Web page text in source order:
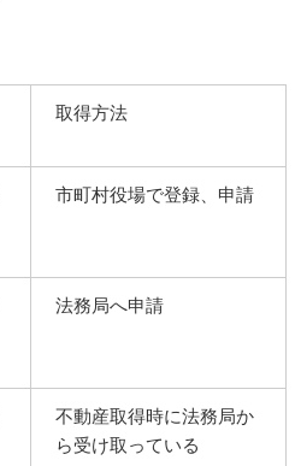
取得方法
市町村役場で登録、申請
法務局へ申請
不動産取得時に法務局か
ら受け取っている